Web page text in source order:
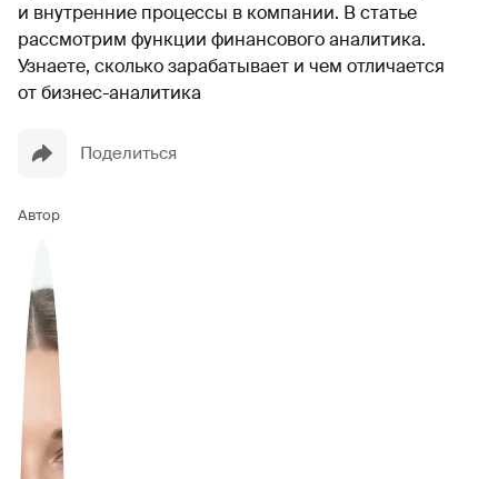
и внутренние процессы в компании. В статье
рассмотрим функции финансового аналитика.
Узнаете, сколько зарабатывает и чем отличается
от бизнес-аналитика
Поделиться
Автор